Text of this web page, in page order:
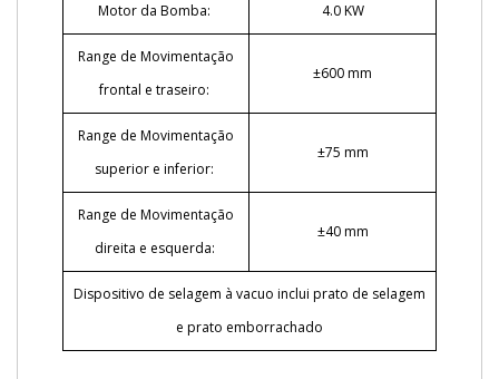
Motor da Bomba: 4.0 KW
Range de Movimentação
frontal e traseiro:
±600 mm
Range de Movimentação
superior e inferior:
±75 mm
Range de Movimentação
direita e esquerda:
±40 mm
Dispositivo de selagem à vacuo inclui prato de selagem
e prato emborrachado